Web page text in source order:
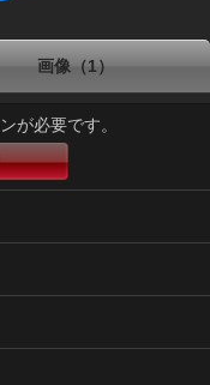
画像（1）
が必要です。